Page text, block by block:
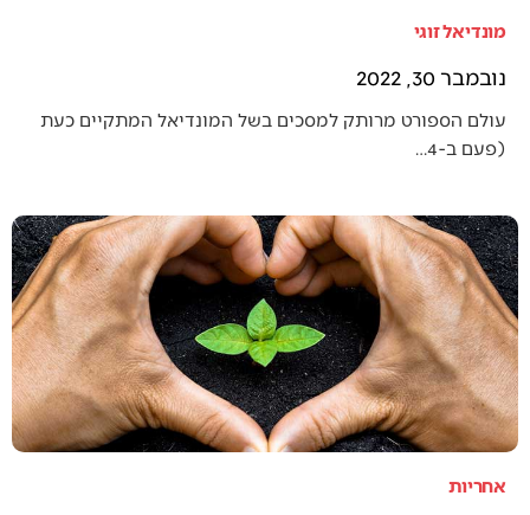
מונדיאל זוגי
נובמבר 30, 2022
עולם הספורט מרותק למסכים בשל המונדיאל המתקיים כעת
(פעם ב-4…
אחריות